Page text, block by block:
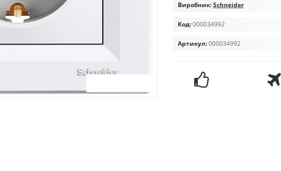
Виробник:Schneider
Код:000034992
Артикул:000034992